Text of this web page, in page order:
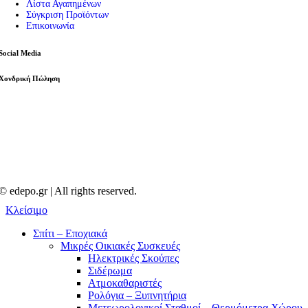
Λίστα Αγαπημένων
Σύγκριση Προϊόντων
Επικοινωνία
Media
Πώληση
edepo.gr | All rights reserved.
Κλείσιμο
Σπίτι – Εποχιακά
Μικρές Οικιακές Συσκευές
Ηλεκτρικές Σκούπες
Σιδέρωμα
Ατμοκαθαριστές
Ρολόγια – Ξυπνητήρια